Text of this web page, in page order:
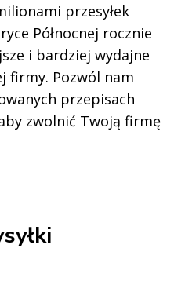
przesyłek
Północnej rocznie
i bardziej wydajne
firmy. Pozwól nam
przepisach
zwolnić Twoją firmę